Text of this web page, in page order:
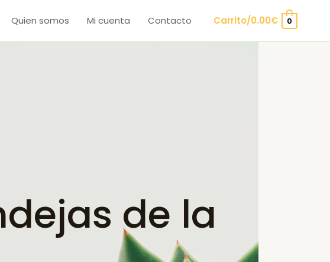
Quien somos Mi cuenta Contacto Carrito/0.00€ 0
de la